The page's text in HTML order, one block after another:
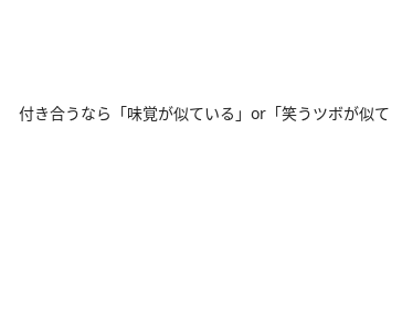
付き合うなら「味覚が似ている」or「笑うツボが似て